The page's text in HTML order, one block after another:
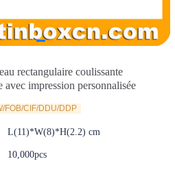
rectangulaire coulissante
avec impression personnalisée
FOB/CIF/DDU/DDP
L(11)*W(8)*H(2.2) cm
10,000pcs